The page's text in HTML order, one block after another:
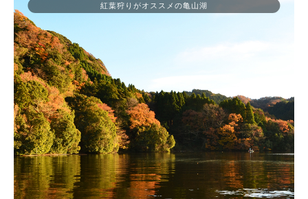
紅葉狩りがオススメの亀山湖